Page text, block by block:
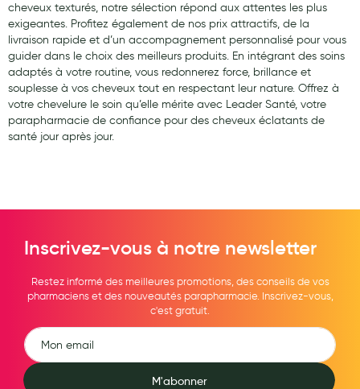
cheveux texturés, notre sélection répond aux attentes les plus
exigeantes. Profitez également de nos prix attractifs, de la
livraison rapide et d’un accompagnement personnalisé pour vous
guider dans le choix des meilleurs produits. En intégrant des soins
adaptés à votre routine, vous redonnerez force, brillance et
souplesse à vos cheveux tout en respectant leur nature. Offrez à
votre chevelure le soin qu’elle mérite avec Leader Santé, votre
parapharmacie de confiance pour des cheveux éclatants de
santé jour après jour.
Inscrivez-vous à notre newsletter
Restez informé des meilleures promotions, des conseils de vos
pharmaciens et des nouveautés parapharmacie. Inscrivez-vous,
c'est gratuit.
M'abonner